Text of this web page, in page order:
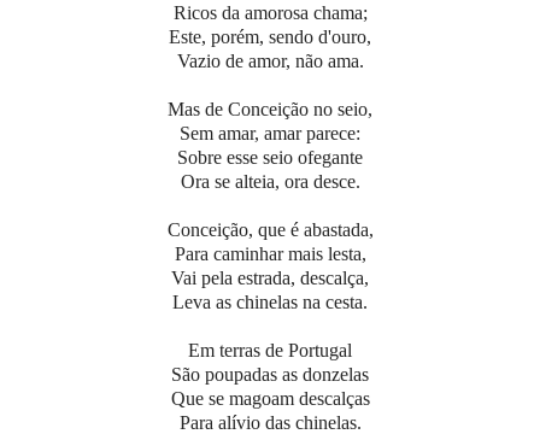
Ricos da amorosa chama;
Este, porém, sendo d'ouro,
Vazio de amor, não ama.
Mas de Conceição no seio,
Sem amar, amar parece:
Sobre esse seio ofegante
Ora se alteia, ora desce.
Conceição, que é abastada,
Para caminhar mais lesta,
Vai pela estrada, descalça,
Leva as chinelas na cesta.
Em terras de Portugal
São poupadas as donzelas
Que se magoam descalças
Para alívio das chinelas.